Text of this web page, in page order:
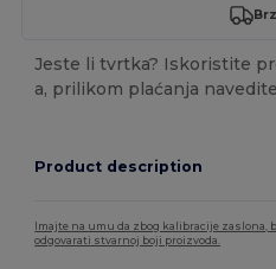
Jeste li tvrtka? Iskoristite
a, prilikom plaćanja
Product description
Imajte na umu da zbog kalibracije zaslona,
odgovarati stvarnoj boji proizvoda.